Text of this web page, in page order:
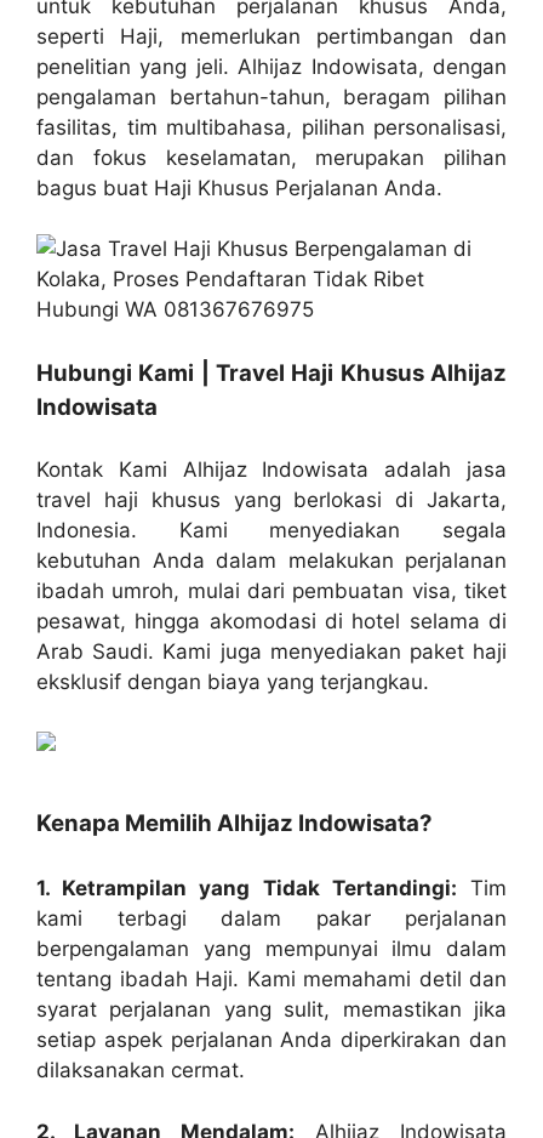
untuk kebutuhan perjalanan khusus Anda,
seperti Haji, memerlukan pertimbangan dan
penelitian yang jeli. Alhijaz Indowisata, dengan
pengalaman bertahun-tahun, beragam pilihan
fasilitas, tim multibahasa, pilihan personalisasi,
dan fokus keselamatan, merupakan pilihan
bagus buat Haji Khusus Perjalanan Anda.
Hubungi Kami | Travel Haji Khusus Alhijaz
Indowisata
Kontak Kami Alhijaz Indowisata adalah jasa
travel haji khusus yang berlokasi di Jakarta,
Indonesia. Kami menyediakan segala
kebutuhan Anda dalam melakukan perjalanan
ibadah umroh, mulai dari pembuatan visa, tiket
pesawat, hingga akomodasi di hotel selama di
Arab Saudi. Kami juga menyediakan paket haji
eksklusif dengan biaya yang terjangkau.
Kenapa Memilih Alhijaz Indowisata?
1. Ketrampilan yang Tidak Tertandingi: Tim
kami terbagi dalam pakar perjalanan
berpengalaman yang mempunyai ilmu dalam
tentang ibadah Haji. Kami memahami detil dan
syarat perjalanan yang sulit, memastikan jika
setiap aspek perjalanan Anda diperkirakan dan
dilaksanakan cermat.
2. Layanan Mendalam: Alhijaz Indowisata